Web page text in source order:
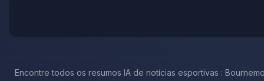
Encontre todos os resumos IA de notícias esportivas :